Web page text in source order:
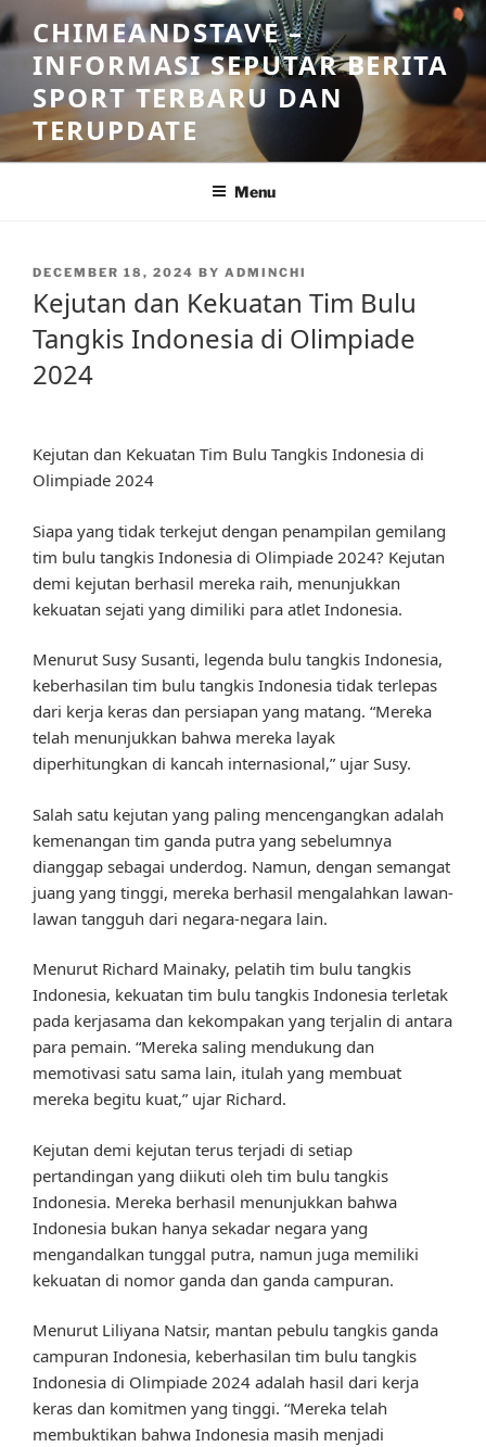
Skip
to
content
CHIMEANDSTAVE –
INFORMASI SEPUTAR BERITA
SPORT TERBARU DAN
TERUPDATE
Menu
POSTED
DECEMBER 18, 2024 BY ADMINCHI
Kejutan dan Kekuatan Tim Bulu
Tangkis Indonesia di Olimpiade
2024
Kejutan dan Kekuatan Tim Bulu Tangkis Indonesia di
Olimpiade 2024
Siapa yang tidak terkejut dengan penampilan gemilang
tim bulu tangkis Indonesia di Olimpiade 2024? Kejutan
demi kejutan berhasil mereka raih, menunjukkan
kekuatan sejati yang dimiliki para atlet Indonesia.
Menurut Susy Susanti, legenda bulu tangkis Indonesia,
keberhasilan tim bulu tangkis Indonesia tidak terlepas
dari kerja keras dan persiapan yang matang. “Mereka
telah menunjukkan bahwa mereka layak
diperhitungkan di kancah internasional,” ujar Susy.
Salah satu kejutan yang paling mencengangkan adalah
kemenangan tim ganda putra yang sebelumnya
dianggap sebagai underdog. Namun, dengan semangat
juang yang tinggi, mereka berhasil mengalahkan lawan-
lawan tangguh dari negara-negara lain.
Menurut Richard Mainaky, pelatih tim bulu tangkis
Indonesia, kekuatan tim bulu tangkis Indonesia terletak
pada kerjasama dan kekompakan yang terjalin di antara
para pemain. “Mereka saling mendukung dan
memotivasi satu sama lain, itulah yang membuat
mereka begitu kuat,” ujar Richard.
Kejutan demi kejutan terus terjadi di setiap
pertandingan yang diikuti oleh tim bulu tangkis
Indonesia. Mereka berhasil menunjukkan bahwa
Indonesia bukan hanya sekadar negara yang
mengandalkan tunggal putra, namun juga memiliki
kekuatan di nomor ganda dan ganda campuran.
Menurut Liliyana Natsir, mantan pebulu tangkis ganda
campuran Indonesia, keberhasilan tim bulu tangkis
Indonesia di Olimpiade 2024 adalah hasil dari kerja
keras dan komitmen yang tinggi. “Mereka telah
membuktikan bahwa Indonesia masih menjadi